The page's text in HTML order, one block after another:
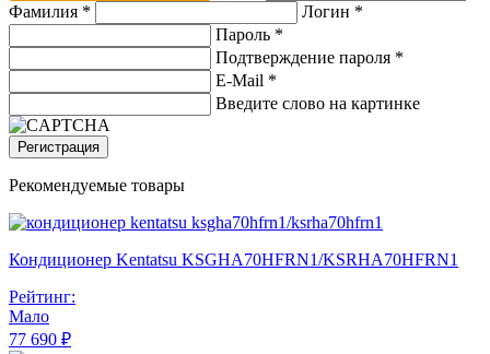
Фамилия *
Логин *
Пароль *
Подтверждение пароля *
E-Mail *
Введите слово на картинке
Регистрация
Рекомендуемые товары
Кондиционер Kentatsu KSGHA70HFRN1/KSRHA70HFRN1
Рейтинг:
Мало
77 690 ₽